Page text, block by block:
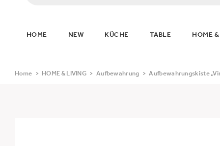
HOME NEW KÜCHE TABLE HOME
Home > HOME & LIVING > Aufbewahrung > Aufbewahrungskiste